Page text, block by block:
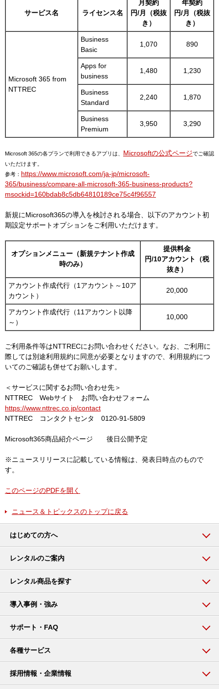
サービス名 ライセンス名
月契約
円/月（税抜
き）
年契約
円/月（税抜
き）
Microsoft 365 from
NTTREC
Business
Basic
1,070 890
Apps for
business
1,480 1,230
Business
Standard
2,240 1,870
Business
Premium
3,950 3,290
Microsoft 365の各プランで利用できるアプリは、 Microsoftの公式ページでご確認
いただけます。
参考： https://www.microsoft.com/ja-jp/microsoft-
365/business/compare-all-microsoft-365-business-products?
msockid=160bdab8c5db64810189ce75c4f96557
新規にMicrosoft365の導入を検討される場合、以下のアカウント初
期設定サポートオプションをご利用いただけます。
オプションメニュー（新規テナント作成
時のみ）
提供料金
円/10アカウント（税
抜き）
アカウント作成代行（1アカウント～10ア
カウント）
20,000
アカウント作成代行（11アカウント以降
～）
10,000
ご利用条件等はNTTRECにお問い合わせください。なお、ご利用に
際しては別途利用規約に同意が必要となりますので、利用規約につ
いてのご確認も併せてお願いします。
＜サービスに関するお問い合わせ先＞
NTTREC Webサイト お問い合わせフォーム
https://www.nttrec.co.jp/contact
NTTREC コンタクトセンタ 0120-91-5809
Microsoft365商品紹介ページ 後日公開予定
※ニュースリリースに記載している情報は、発表日時点のもので
す。
このページのPDFを開く
ニュース＆トピックスのトップに戻る
はじめての方へ
レンタルのご案内
レンタル商品を探す
導入事例・強み
サポート・FAQ
各種サービス
採用情報・企業情報